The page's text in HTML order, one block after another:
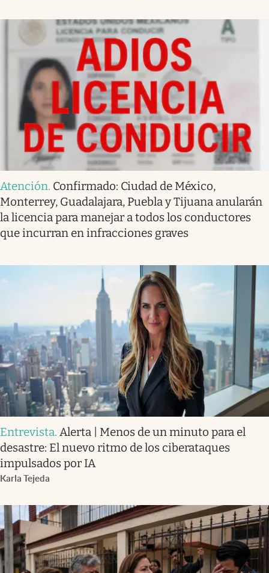
Atención. Confirmado: Ciudad de México,
Monterrey, Guadalajara, Puebla y Tijuana anularán
la licencia para manejar a todos los conductores
que incurran en infracciones graves
Entrevista. Alerta | Menos de un minuto para el
desastre: El nuevo ritmo de los ciberataques
impulsados por IA
Karla Tejeda